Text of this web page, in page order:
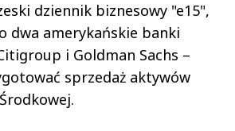
dziennik biznesowy "e15",
dwa amerykańskie banki
i Goldman Sachs –
sprzedaż aktywów